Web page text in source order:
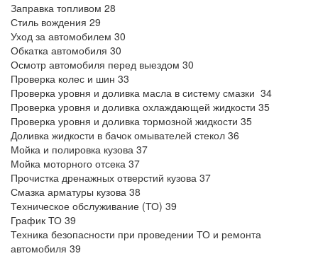
Заправка топливом 28
Стиль вождения 29
Уход за автомобилем 30
Обкатка автомобиля 30
Осмотр автомобиля перед выездом 30
Проверка колес и шин 33
Проверка уровня и доливка масла в систему смазки 34
Проверка уровня и доливка охлаждающей жидкости 35
Проверка уровня и доливка тормозной жидкости 35
Доливка жидкости в бачок омывателей стекол 36
Мойка и полировка кузова 37
Мойка моторного отсека 37
Прочистка дренажных отверстий кузова 37
Смазка арматуры кузова 38
Техническое обслуживание (ТО) 39
График ТО 39
Техника безопасности при проведении ТО и ремонта
автомобиля 39